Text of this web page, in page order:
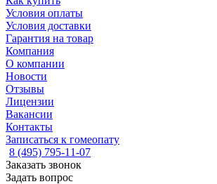
Условия оплаты
Условия доставки
Гарантия на товар
Компания
О компании
Новости
Отзывы
Лицензии
Вакансии
Контакты
Записаться к гомеопату
8 (495) 795-11-07
Заказать звонок
Задать вопрос